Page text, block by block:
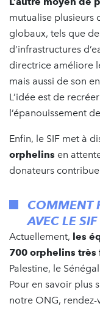
mutualise plusieurs
globaux, tels que
d’infrastructures
directrice améliore
mais aussi de son
L’idée est de
l’épanouissement
Enfin, le SIF met à
orphelins en
donateurs
COMMENT
AVEC LE SIF
Actuellement, les
700 orphelins très
Palestine, le
Pour en savoir plus
notre ONG,